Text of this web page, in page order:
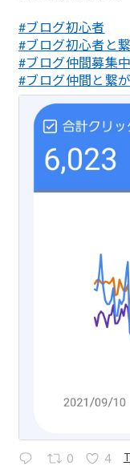
#ブログ初心者
#ブログ初心者と
#ブログ仲間募集中
#ブログ仲間と繋
0 4